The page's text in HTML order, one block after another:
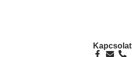
Kapcsolat